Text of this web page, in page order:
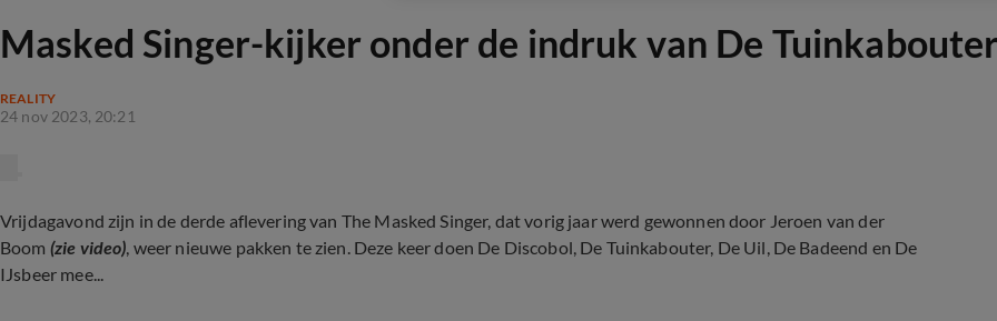
Masked Singer-kijker onder de indruk van De
REALITY
24 nov 2023, 20:21
Vrijdagavond zijn in de derde aflevering van The Masked Singer, dat vorig jaar werd gewonnen door Jeroen van der
Boom (zie video), weer nieuwe pakken te zien. Deze keer doen De Discobol, De Tuinkabouter, De Uil, De Badeend en De
IJsbeer mee...